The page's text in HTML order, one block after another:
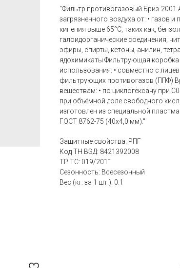
"Фильтр противогазовый Бриз-2001
загрязненного воздуха от: • газов
кипения выше 65°С, таких как,
галоидорганические соединения,
эфиры, спирты, кетоны, анилин,
ядохимикаты Фильтрующая коробка
использования: • совместно с
фильтрующих противогазов (ППФ)
веществам: • по циклогексану при
при объёмной доле свободного
изготовлен из специальной
ГОСТ 8762-75 (40х4,0 мм)."
Защитные свойства: РПГ
Код ТН ВЭД: 8421392008
ТР ТС: 019/2011
Сезонность: Всесезонный
Вес (кг. за 1 шт.): 0.1